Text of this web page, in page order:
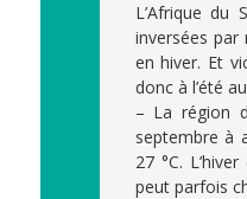
L’Afrique du
inversées par
en hiver. Et
donc à l’été
– La région
septembre à
27 °C.
peut parfois